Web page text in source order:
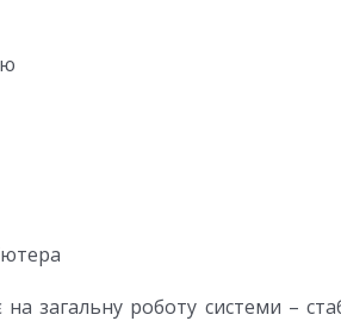
загальну роботу системи –